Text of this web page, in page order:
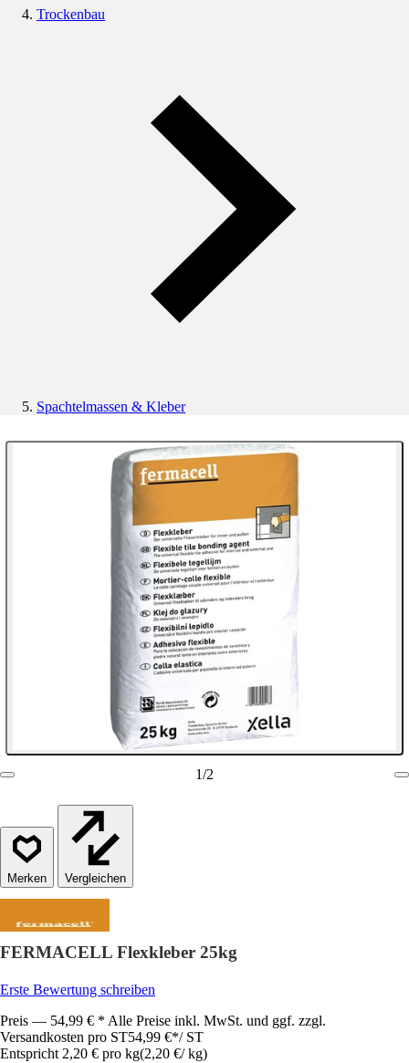
Trockenbau
Spachtelmassen & Kleber
1/2
Vergleichen
FERMACELL Flexkleber 25kg
Erste Bewertung schreiben
Preis — 54,99 € * Alle Preise inkl. MwSt. und ggf. zzgl.
Versandkosten pro ST54,99 €*/ ST
Entspricht 2,20 € pro kg(2,20 €/ kg)